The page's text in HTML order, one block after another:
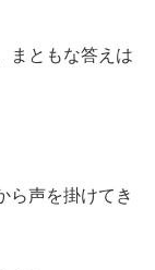
まともな答えは
ら声を掛けてき